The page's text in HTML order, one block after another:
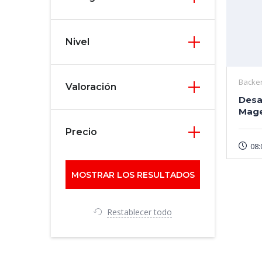
Nivel
Valoración
Precio
Restablecer todo